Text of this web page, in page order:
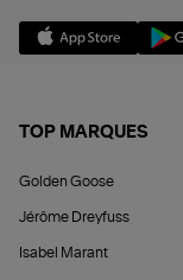
TOP MARQUES
Golden Goose
Jérôme Dreyfuss
Isabel Marant